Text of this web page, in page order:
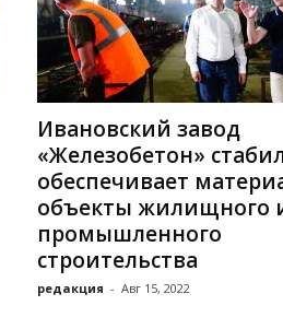
Ивановский завод
«Железобетон»
обеспечивает
объекты жилищного
промышленного
строительства
редакция - Авг 15, 2022